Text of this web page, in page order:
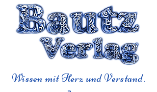
Wissen mit Herz und Verstand.